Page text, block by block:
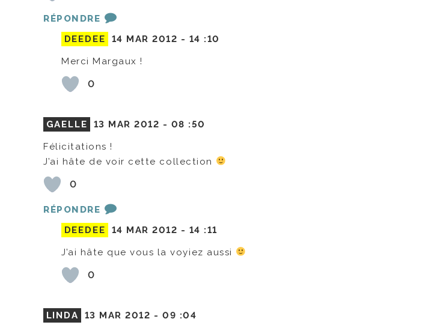
RÉPONDRE
DEEDEE
14 MAR 2012 - 14 :10
Merci Margaux !
0
GAELLE 13 MAR 2012 - 08 :50
Félicitations !
J’ai hâte de voir cette collection
0
RÉPONDRE
DEEDEE
14 MAR 2012 - 14 :11
J’ai hâte que vous la voyiez aussi
0
LINDA 13 MAR 2012 -09 :04